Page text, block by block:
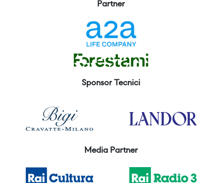
Partner
Sponsor Tecnici
Media Partner